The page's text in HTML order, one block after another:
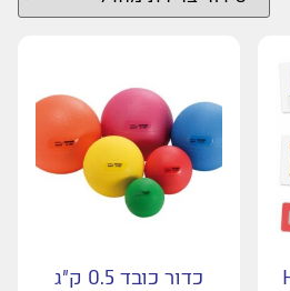
כדור כובד 0.5 ק"ג